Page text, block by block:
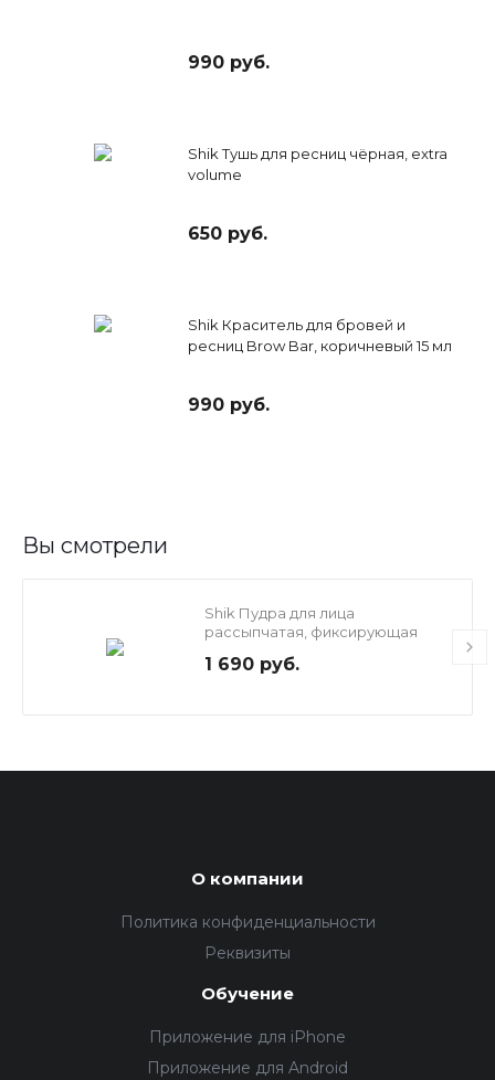
990 руб.
Shik Тушь для ресниц чёрная, extra
volume
650 руб.
Shik Краситель для бровей и
ресниц Brow Bar, коричневый 15 мл
990 руб.
Вы смотрели
Shik Пудра для лица
рассыпчатая, фиксирующая
1 690 руб.
О компании
Политика конфиденциальности
Реквизиты
Обучение
Приложение для iPhone
Приложение для Android